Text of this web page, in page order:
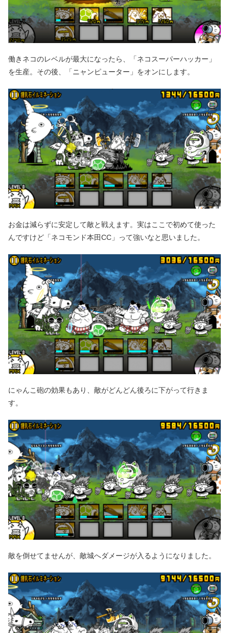
働きネコのレベルが最大になったら、「ネコスーパーハッカー」
を生産。その後、「ニャンピューター」をオンにします。
お金は減らずに安定して敵と戦えます。実はここで初めて使った
んですけど「ネコモンド本田CC」って強いなと思いました。
にゃんこ砲の効果もあり、敵がどんどん後ろに下がって行きま
す。
敵を倒せてませんが、敵城へダメージが入るようになりました。